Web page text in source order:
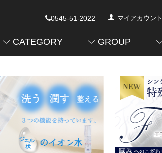
0545-51-2022 マイアカウント
CATEGORY GROUP